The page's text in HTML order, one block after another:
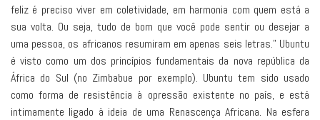
feliz é preciso viver em coletividade, em harmonia com quem está a
sua volta. Ou seja, tudo de bom que você pode sentir ou desejar a
uma pessoa, os africanos resumiram em apenas seis letras." Ubuntu
é visto como um dos princípios fundamentais da nova república da
África do Sul (no Zimbabue por exemplo). Ubuntu tem sido usado
como forma de resistência à opressão existente no país, e está
intimamente ligado à ideia de uma Renascença Africana. Na esfera